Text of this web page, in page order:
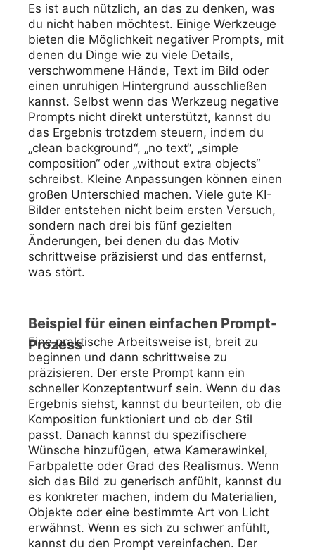
Es ist auch nützlich, an das zu denken, was
du nicht haben möchtest. Einige Werkzeuge
bieten die Möglichkeit negativer Prompts, mit
denen du Dinge wie zu viele Details,
verschwommene Hände, Text im Bild oder
einen unruhigen Hintergrund ausschließen
kannst. Selbst wenn das Werkzeug negative
Prompts nicht direkt unterstützt, kannst du
das Ergebnis trotzdem steuern, indem du
„clean background“, „no text“, „simple
composition“ oder „without extra objects“
schreibst. Kleine Anpassungen können einen
großen Unterschied machen. Viele gute KI-
Bilder entstehen nicht beim ersten Versuch,
sondern nach drei bis fünf gezielten
Änderungen, bei denen du das Motiv
schrittweise präzisierst und das entfernst,
was stört.
Beispiel für einen einfachen Prompt-
Prozess
Eine praktische Arbeitsweise ist, breit zu
beginnen und dann schrittweise zu
präzisieren. Der erste Prompt kann ein
schneller Konzeptentwurf sein. Wenn du das
Ergebnis siehst, kannst du beurteilen, ob die
Komposition funktioniert und ob der Stil
passt. Danach kannst du spezifischere
Wünsche hinzufügen, etwa Kamerawinkel,
Farbpalette oder Grad des Realismus. Wenn
sich das Bild zu generisch anfühlt, kannst du
es konkreter machen, indem du Materialien,
Objekte oder eine bestimmte Art von Licht
erwähnst. Wenn es sich zu schwer anfühlt,
kannst du den Prompt vereinfachen. Der